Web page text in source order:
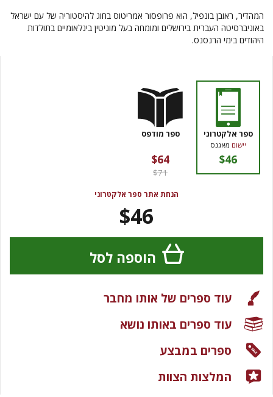
המהדיר, ראובן בונפיל, הוא פרופסור אמריטוס בחוג להיסטוריה של עם ישראל
באוניברסיטה העברית בירושלים ומומחה בעל מוניטין בינלאומיים בתולדות
היהודים בימי הרנסנס.
ספר אלקטרוני
יישום מאגנס
$46
ספר מודפס
$64
$71
הנחת אתר ספר אלקטרוני
$46
הוספה לסל
עוד ספרים של אותו מחבר
עוד ספרים באותו נושא
ספרים במבצע
המלצות הצוות